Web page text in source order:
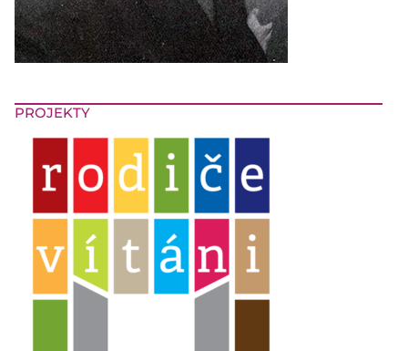
PROJEKTY